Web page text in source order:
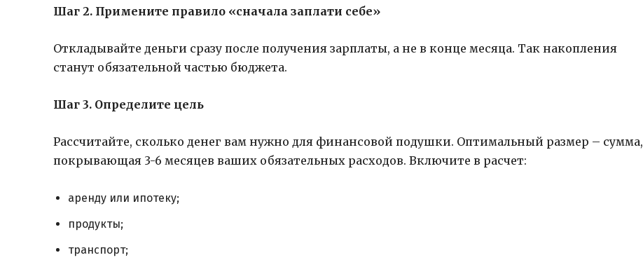
Шаг 2. Примените правило «сначала заплати себе»
Откладывайте деньги сразу после получения зарплаты, а не в конце месяца. Так накопления
станут обязательной частью бюджета.
Шаг 3. Определите цель
Рассчитайте, сколько денег вам нужно для финансовой подушки. Оптимальный размер – сумма,
покрывающая 3-6 месяцев ваших обязательных расходов. Включите в расчет:
аренду или ипотеку;
продукты;
транспорт;